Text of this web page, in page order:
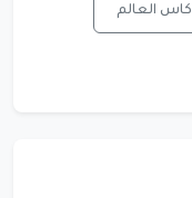
كاس العالم